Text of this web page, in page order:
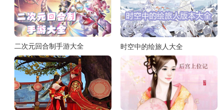
二次元回合制手游大全 时空中的绘旅人大全